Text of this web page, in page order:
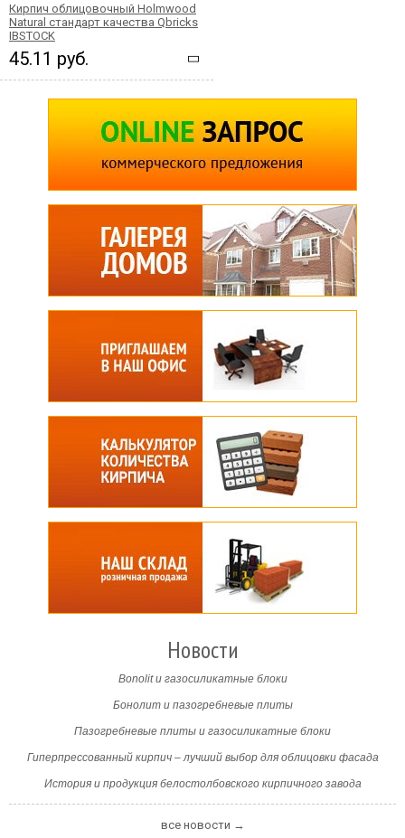
Кирпич облицовочный Holmwood
Natural стандарт качества Qbricks
IBSTOCK
45.11 руб.
Новости
Bonolit и газосиликатные блоки
Бонолит и пазогребневые плиты
Пазогребневые плиты и газосиликатные блоки
Гиперпрессованный кирпич – лучший выбор для облицовки фасада
История и продукция белостолбовского кирпичного завода
все новости →